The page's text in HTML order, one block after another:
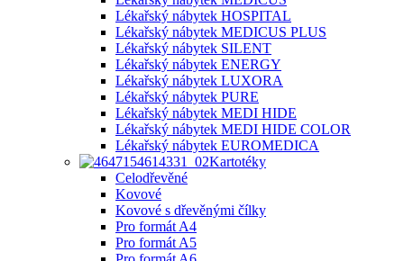
Lékařský nábytek HOSPITAL
Lékařský nábytek MEDICUS PLUS
Lékařský nábytek SILENT
Lékařský nábytek ENERGY
Lékařský nábytek LUXORA
Lékařský nábytek PURE
Lékařský nábytek MEDI HIDE
Lékařský nábytek MEDI HIDE COLOR
Lékařský nábytek EUROMEDICA
Kartotéky
Celodřevěné
Kovové
Kovové s dřevěnými čílky
Pro formát A4
Pro formát A5